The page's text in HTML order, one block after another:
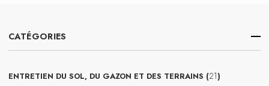
CATÉGORIES
ENTRETIEN DU SOL, DU GAZON ET DES TERRAINS 2121